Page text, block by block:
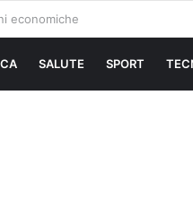
SALUTE SPORT